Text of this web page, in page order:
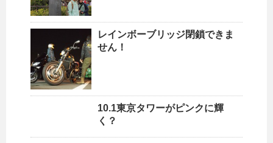
レインボーブリッジ閉鎖できま
せん！
10.1東京タワーがピンクに輝
く？